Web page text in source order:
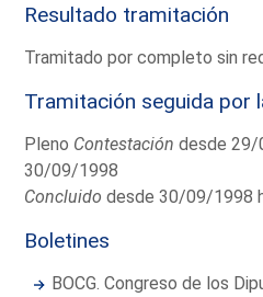
Resultado tramitación
Tramitado por completo sin
Tramitación seguida por
Pleno Contestación desde
30/09/1998
Concluido desde 30/09/1998
Boletines
BOCG. Congreso de los